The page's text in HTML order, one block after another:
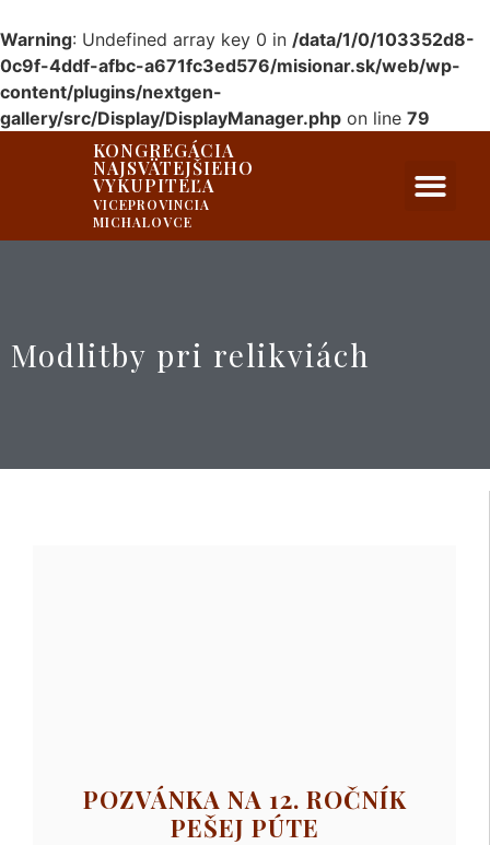
Warning: Undefined array key 0 in /data/1/0/103352d8-
0c9f-4ddf-afbc-a671fc3ed576/misionar.sk/web/wp-
content/plugins/nextgen-
gallery/src/Display/DisplayManager.php on line 79
KONGREGÁCIA
NAJSVÄTEJŠIEHO
VYKUPITEĽA
VICEPROVINCIA
MICHALOVCE
Modlitby pri relikviách
POZVÁNKA NA 12. ROČNÍK
PEŠEJ PÚTE